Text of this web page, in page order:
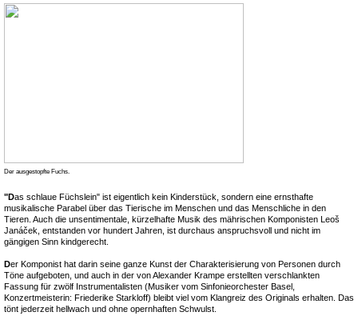
Der ausgestopfte Fuchs.
"Das schlaue Füchslein" ist eigentlich kein Kinderstück, sondern eine ernsthafte
musikalische Parabel über das Tierische im Menschen und das Menschliche in den
Tieren. Auch die unsentimentale, kürzelhafte Musik des mährischen Komponisten Leoš
Janáček, entstanden vor hundert Jahren, ist durchaus anspruchsvoll und nicht im
gängigen Sinn kindgerecht.
Der Komponist hat darin seine ganze Kunst der Charakterisierung von Personen durch
Töne aufgeboten, und auch in der von Alexander Krampe erstellten verschlankten
Fassung für zwölf Instrumentalisten (Musiker vom Sinfonieorchester Basel,
Konzertmeisterin: Friederike Starkloff) bleibt viel vom Klangreiz des Originals erhalten. Das
tönt jederzeit hellwach und ohne opernhaften Schwulst.